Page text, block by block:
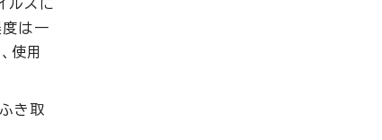
ルスに
度は一
使用
き取